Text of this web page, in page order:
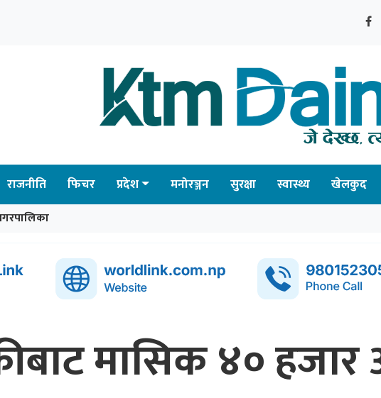
राजनीति फिचर प्रदेश मनोरञ्जन सुरक्षा स्वास्थ्य खेलकुद
मासिक ४० हजार